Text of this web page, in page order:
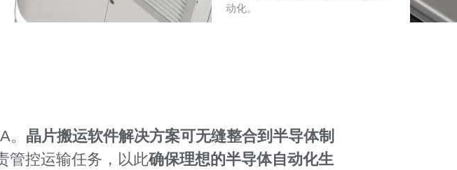
动化。
晶片搬运软件解决方案可无缝整合到 半导体制
管控运输任务，以此确保理想的半导体自动化生